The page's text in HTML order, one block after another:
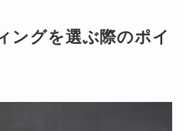
ングを選ぶ際のポイ